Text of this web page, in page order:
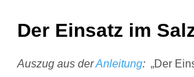
Der Einsatz im
Auszug aus derAnleitung: „Der